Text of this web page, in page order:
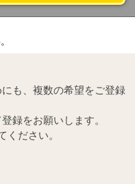
も、複数の希望をご登録
録をお願いします。
ださい。